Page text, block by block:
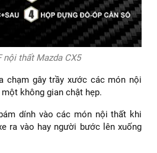
nội thất Mazda CX5
chạm gây trầy xước các món nội
không gian chật hẹp.
dính vào các món nội thất khi
ra vào hay người bước lên xuống